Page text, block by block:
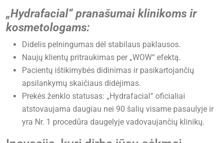
„Hydrafacial“ pranašumai klinikoms ir
kosmetologams:
Didelis pelningumas dėl stabilaus paklausos.
Naujų klientų pritraukimas per „WOW“ efektą.
Pacientų ištikimybės didinimas ir pasikartojančių
apsilankymų skaičiaus didėjimas.
Prekės ženklo statusas: „Hydrafacial“ oficialiai
atstovaujama daugiau nei 90 šalių visame pasaulyje ir
yra Nr. 1 procedūra daugelyje vadovaujančių klinikų.